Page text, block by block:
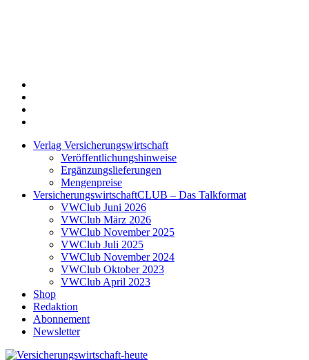
Verlag Versicherungswirtschaft
Veröffentlichungshinweise
Ergänzungslieferungen
Mengenpreise
VersicherungswirtschaftCLUB – Das Talkformat
VWClub Juni 2026
VWClub März 2026
VWClub November 2025
VWClub Juli 2025
VWClub November 2024
VWClub Oktober 2023
VWClub April 2023
Shop
Redaktion
Abonnement
Newsletter